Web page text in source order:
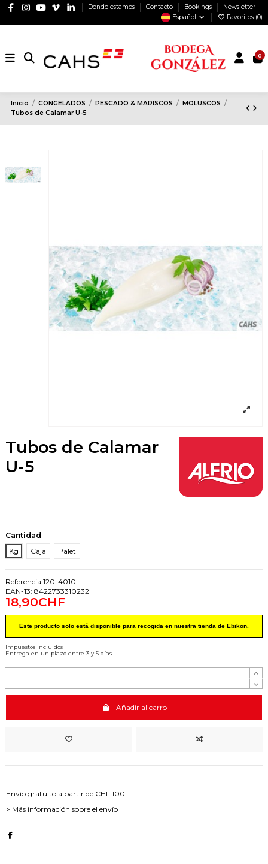
Donde estamos Contacto Bookings
Newsletter
Español
Favoritos (0)
0
Inicio CONGELADOS PESCADO & MARISCOS
MOLUSCOS
Tubos de Calamar U-5
Tubos de Calamar
U-5
Cantidad
Kg
Caja Palet
Referencia 120-4010
EAN-13: 8422733310232
18,90CHF
Este producto solo está disponible para recogida en nuestra tienda de Ebikon.
Impuestos incluidos
Entrega en un plazo entre 3 y 5 días.
Añadir al carro
Envío gratuito a partir de CHF 100.–
> Más información sobre el envío